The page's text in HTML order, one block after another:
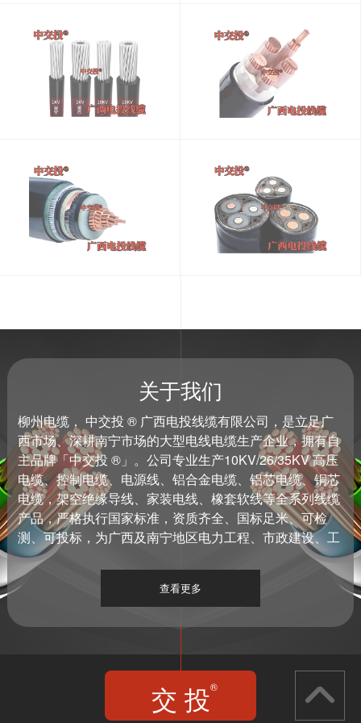
关于我们
柳州电缆， 中交投 ® 广西电投线缆有限公司，是立足广
西市场、深耕南宁市场的大型电线电缆生产企业，拥有自
主品牌「中交投 ®」。公司专业生产10KV/26/35KV 高压
电缆、控制电缆、电源线、铝合金电缆、铝芯电缆、铜芯
电缆，架空绝缘导线、家装电线、橡套软线等全系列线缆
产品，严格执行国家标准，资质齐全、国标足米、可检
测、可投标，为广西及南宁地区电力工程、市政建设、工
矿企业、楼盘家装、工地施工等提供稳定可靠的电缆供应
服务。 【产品参数】品牌：中交投 ®厂家：广西电投线缆
有限公司规格：可按客户需求定制材质：纯铜 / 铝芯 / 铝
地等服务：厂家直供、批发、可投标、可提供检测报告
【产品特点】中交投 ® 品牌保障，资质齐全，正规厂家生
产国标足米，支持第三方检测，质量可靠适用于电力工
程、市政项目、工厂、小区、家装等立足广西市场、南宁
查看更多
交 投®